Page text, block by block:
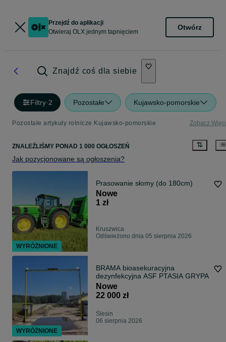
Przejdź do aplikacji
Otwieraj OLX jednym tapnięciem
Otwórz
Znajdź coś dla siebie
Filtry·2 Pozostałe Kujawsko-pomorskie
Pozostałe artykuły rolnicze Kujawsko-pomorskie Zobacz
ZNALEŹLIŚMY PONAD 1 000 OGŁOSZEŃ
Jak pozycjonowane są ogłoszenia?
Prasowanie słomy (do 180cm)
Nowe
1 zł
Kruszwica
Odświeżono dnia 05 sierpnia 2026
BRAMA bioasekuracyjna
dezynfekcyjna ASF PTASIA GRYPA
Nowe
22 000 zł
Ślesin
06 sierpnia 2026
WYRÓŻNIONE
WYRÓŻNIONE